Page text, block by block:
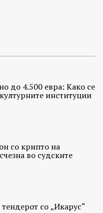
до 4.500 евра: Како се
институции
со крипто на
во судските
со „Икарус“